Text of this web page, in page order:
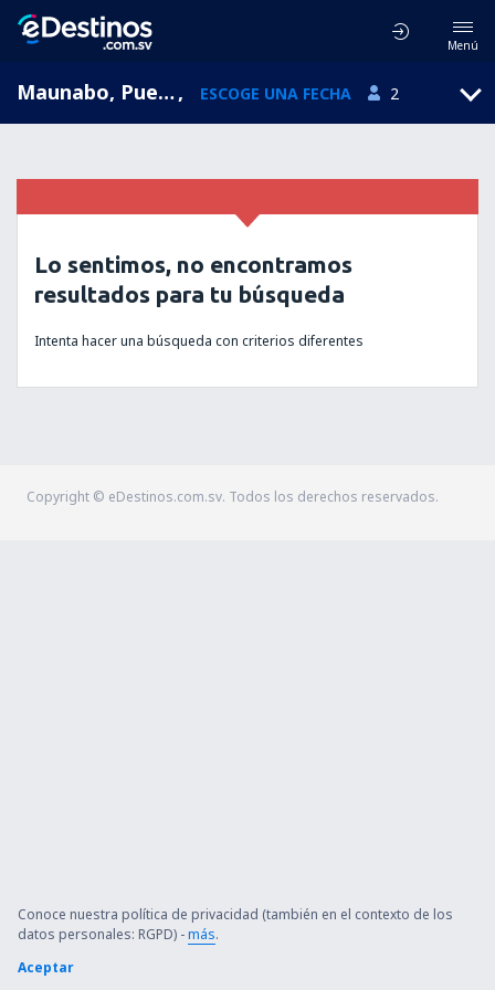
Menú
Maunabo, Puerto Rico, ESCOGE UNA FECHA 2
Lo sentimos, no encontramos
resultados para tu búsqueda
Intenta hacer una búsqueda con criterios diferentes
Copyright © eDestinos.com.sv. Todos los derechos reservados.
Conoce nuestra política de privacidad (también en el contexto de los
datos personales: RGPD) -más.
Aceptar